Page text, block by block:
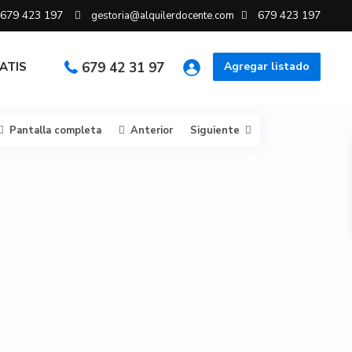
679 423 197 gestoria@alquilerdocente.com 679 423 197
Agregar listado
679 42 31 97
Pantalla completa Anterior Siguiente